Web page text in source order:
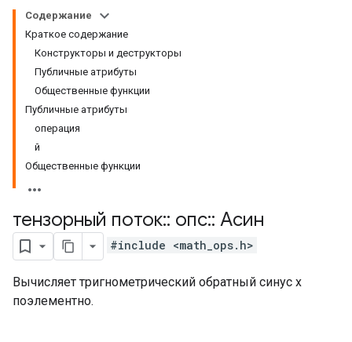
Содержание
Краткое содержание
Конструкторы и деструкторы
Публичные атрибуты
Общественные функции
Публичные атрибуты
операция
й
Общественные функции
тензорный поток:: опс:: Асин
#include <math_ops.h>
Вычисляет тригнометрический обратный синус x
поэлементно.